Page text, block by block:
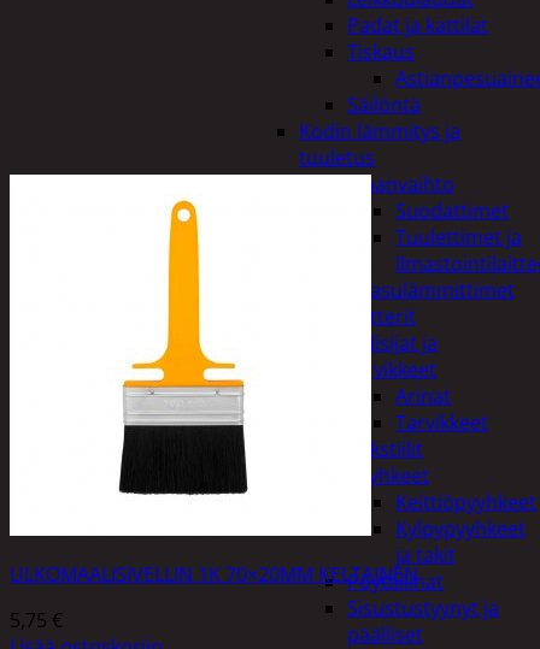
Padat ja kattilat
Tiskaus
Säilöntä
Kodin lämmitys ja
tuuletus
Ilmanvaihto
Suodattimet
Tuulettimet ja
Kaasulämmittimet
Patterit
Tulisijat ja
tarvikkeet
Arinat
Tarvikkeet
Kodintekstiilit
Pyyhkeet
Keittiöpyyhkeet
Kylpypyyhkeet
ja takit
Pöytäliinat
Sisustustyynyt ja
päälliset
ULKOMAALISIVELLIN 1K 70×20MM KELTAINEN
5,75 €